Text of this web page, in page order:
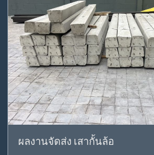
ผลงานจัดส่ง เสากั้นล้อ